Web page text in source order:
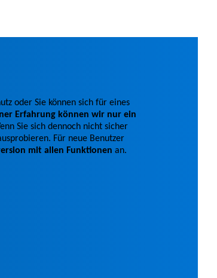
oder Sie können sich für eines
Erfahrung können wir nur ein
Sie sich dennoch nicht sicher
Für neue Benutzer
mit allen Funktionen an.